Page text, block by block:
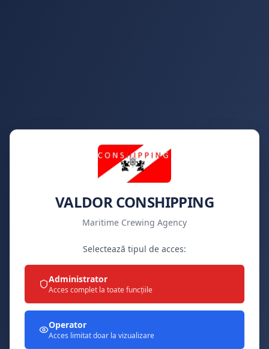
VALDOR CONSHIPPING
Maritime Crewing Agency
Selectează tipul de acces:
Administrator
Acces complet la toate funcțiile
Operator
Acces limitat doar la vizualizare